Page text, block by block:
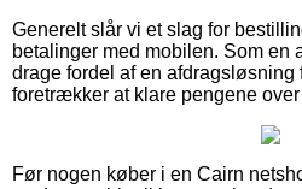
Generelt slår vi et slag for
betalinger med mobilen. Som en
drage fordel af en afdragsløsning
foretrækker at klare pengene over
Før nogen køber i en Cairn